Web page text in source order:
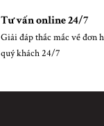
Tư vấn online 24/7
Giải đáp thắc mắc về đơn
quý khách 24/7